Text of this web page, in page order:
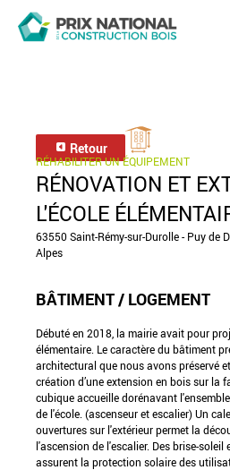
Retour
RÉHABILITER UN ÉQUIPEMENT
RÉNOVATION ET
L'ÉCOLE
63550 Saint-Rémy-sur-Durolle - Puy de
Alpes
BÂTIMENT / LOGEMENT
Débuté en 2018, la mairie avait pour
élémentaire. Le caractère du bâtiment
architectural que nous avons préservé
création d’une extension en bois sur la
cubique accueille dorénavant
de l'école. (ascenseur et escalier) Un
ouvertures sur l'extérieur permet la
l'ascension de l'escalier. Des brise-
assurent la protection solaire des